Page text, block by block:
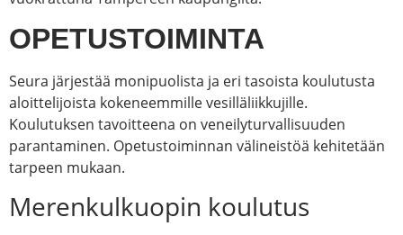
OPETUSTOIMINTA
Seura järjestää monipuolista ja eri tasoista koulutusta
aloittelijoista kokeneemmille vesilläliikkujille.
Koulutuksen tavoitteena on veneilyturvallisuuden
parantaminen. Opetustoiminnan välineistöä kehitetään
tarpeen mukaan.
Merenkulkuopin koulutus